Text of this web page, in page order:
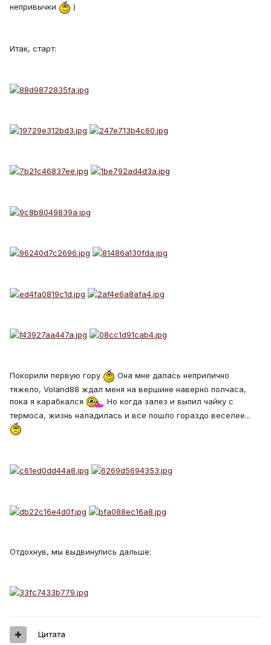
непривычки
)
Итак, старт:
Покорили первую гору
Она мне далась неприлично
тяжело, Voland88 ждал меня на вершине наверно полчаса,
пока я карабкался
Но когда залез и выпил чайку с
термоса, жизнь наладилась и все пошло гораздо веселее...
Отдохнув, мы выдвинулись дальше:
Цитата